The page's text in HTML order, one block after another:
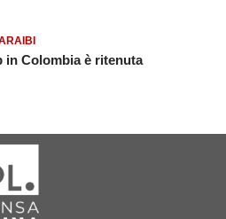
in Colombia è ritenuta